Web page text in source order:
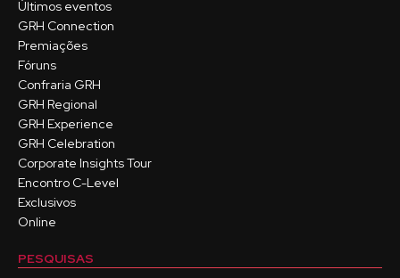
Últimos eventos
GRH Connection
Premiações
Fóruns
Confraria GRH
GRH Regional
GRH Experience
GRH Celebration
Corporate Insights Tour
Encontro C-Level
Exclusivos
Online
PESQUISAS